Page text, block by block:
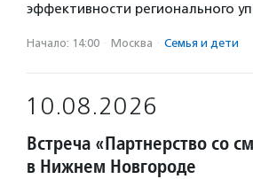
эффективности регионального
Начало: 14:00 · Москва · Семья и дети
10.08.2026
Встреча «Партнерство со
в Нижнем Новгороде